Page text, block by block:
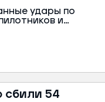
удары по
и
12 мирных жителей.
сбили 54